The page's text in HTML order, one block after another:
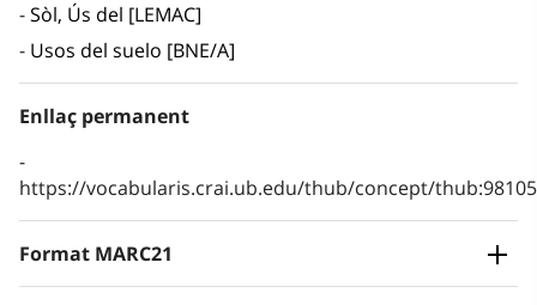
Sòl, Ús del [LEMAC]
Usos del suelo [BNE/A]
Enllaç permanent
https://vocabularis.crai.ub.edu/thub/concept/
Format MARC21